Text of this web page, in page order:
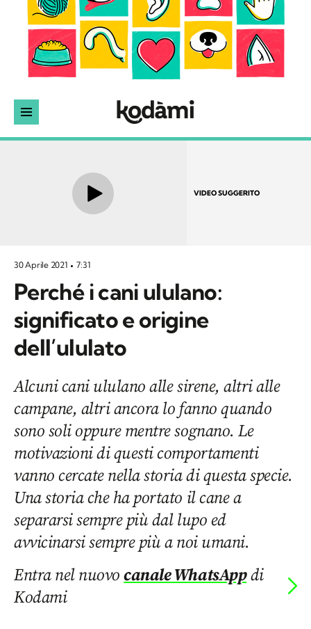
VIDEO SUGGERITO
30 Aprile 2021 7:31
Perché i cani ululano:
significato e origine
dell’ululato
Alcuni cani ululano alle sirene, altri alle
campane, altri ancora lo fanno quando
sono soli oppure mentre sognano. Le
motivazioni di questi comportamenti
vanno cercate nella storia di questa specie.
Una storia che ha portato il cane a
separarsi sempre più dal lupo ed
avvicinarsi sempre più a noi umani.
Entra nel nuovocanale WhatsAppdi
Kodami